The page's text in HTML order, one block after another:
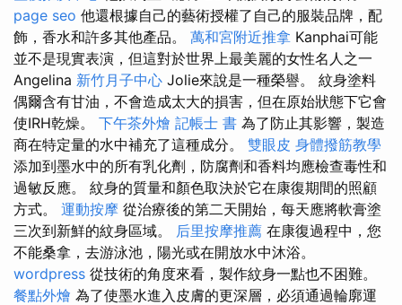
page seo 他還根據自己的藝術授權了自己的服裝品牌，配
飾，香水和許多其他產品。 萬和宮附近推拿 Kanphai可能
並不是現實表演，但這對於世界上最美麗的女性名人之一
Angelina 新竹月子中心 Jolie來說是一種榮譽。 紋身塗料
偶爾含有甘油，不會造成太大的損害，但在原始狀態下它會
使IRH乾燥。 下午茶外燴 記帳士 書 為了防止其影響，製造
商在特定量的水中補充了這種成分。 雙眼皮 身體撥筋教學
添加到墨水中的所有乳化劑，防腐劑和香料均應檢查毒性和
過敏反應。 紋身的質量和顏色取決於它在康復期間的照顧
方式。 運動按摩 從治療後的第二天開始，每天應將軟膏塗
三次到新鮮的紋身區域。 后里按摩推薦 在康復過程中，您
不能桑拿，去游泳池，陽光或在開放水中沐浴。
wordpress 從技術的角度來看，製作紋身一點也不困難。
餐點外燴 為了使墨水進入皮膚的更深層，必須通過輪廓運